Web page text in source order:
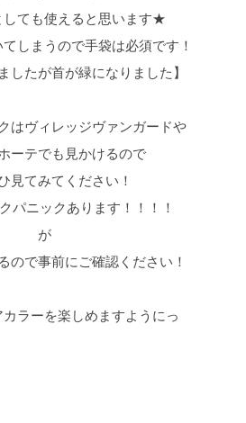
しても使えると思います★
しまうので手袋は必須です！
したが首が緑になりました】
はヴィレッジヴァンガードや
ーテでも見かけるので
見てみてください！
パニックあります！！！！
が
ので事前にご確認ください！
ラーを楽しめますようにっ